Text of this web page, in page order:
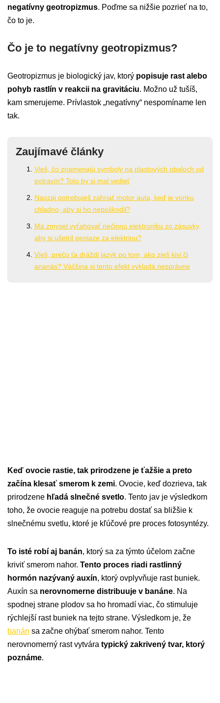
negatívny geotropizmus. Poďme sa nižšie pozrieť na to,
čo to je.
Čo je to negatívny geotropizmus?
Geotropizmus je biologický jav, ktorý popisuje rast alebo
pohyb rastlín v reakcii na gravitáciu. Možno už tušíš,
kam smerujeme. Prívlastok „negatívny“ nespomíname len
tak.
Zaujímavé články
Vieš, čo znamenajú symboly na plastových obaloch od
potravín? Toto by si mal vedieť
Naozaj potrebuješ zahriať motor auta, keď je vonku
chladno, aby si ho nepoškodil?
Má zmysel vyťahovať nečinnú elektroniku zo zásuvky,
aby si ušetril peniaze za elektrinu?
Vieš, prečo ťa dráždi jazyk po tom, ako zješ kivi či
ananás? Väčšina si tento efekt vykladá nesprávne
Keď ovocie rastie, tak prirodzene je ťažšie a preto
začína klesať smerom k zemi. Ovocie, keď dozrieva, tak
prirodzene hľadá slnečné svetlo. Tento jav je výsledkom
toho, že ovocie reaguje na potrebu dostať sa bližšie k
slnečnému svetlu, ktoré je kľúčové pre proces fotosyntézy.
To isté robí aj banán, ktorý sa za týmto účelom začne
kriviť smerom nahor. Tento proces riadi rastlinný
hormón nazývaný auxín, ktorý ovplyvňuje rast buniek.
Auxín sa nerovnomerne distribuuje v banáne. Na
spodnej strane plodov sa ho hromadí viac, čo stimuluje
rýchlejší rast buniek na tejto strane. Výsledkom je, že
banán sa začne ohýbať smerom nahor. Tento
nerovnomerný rast vytvára typický zakrivený tvar, ktorý
poznáme.